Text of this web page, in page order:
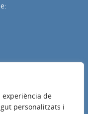
de
personalitzats i